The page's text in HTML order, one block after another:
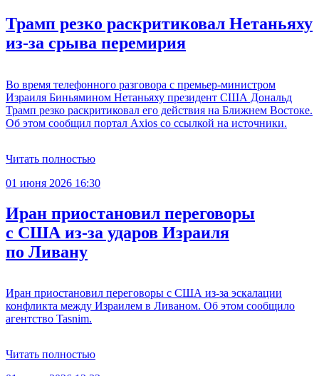
Трамп резко раскритиковал Нетаньяху
из-за срыва перемирия
Во время телефонного разговора с премьер-министром
Израиля Биньямином Нетаньяху президент США Дональд
Трамп резко раскритиковал его действия на Ближнем Востоке.
Об этом сообщил портал Axios со ссылкой на источники.
Читать полностью
01 июня 2026 16:30
Иран приостановил переговоры
с США из-за ударов Израиля
по Ливану
Иран приостановил переговоры с США из-за эскалации
конфликта между Израилем в Ливаном. Об этом сообщило
агентство Tasnim.
Читать полностью